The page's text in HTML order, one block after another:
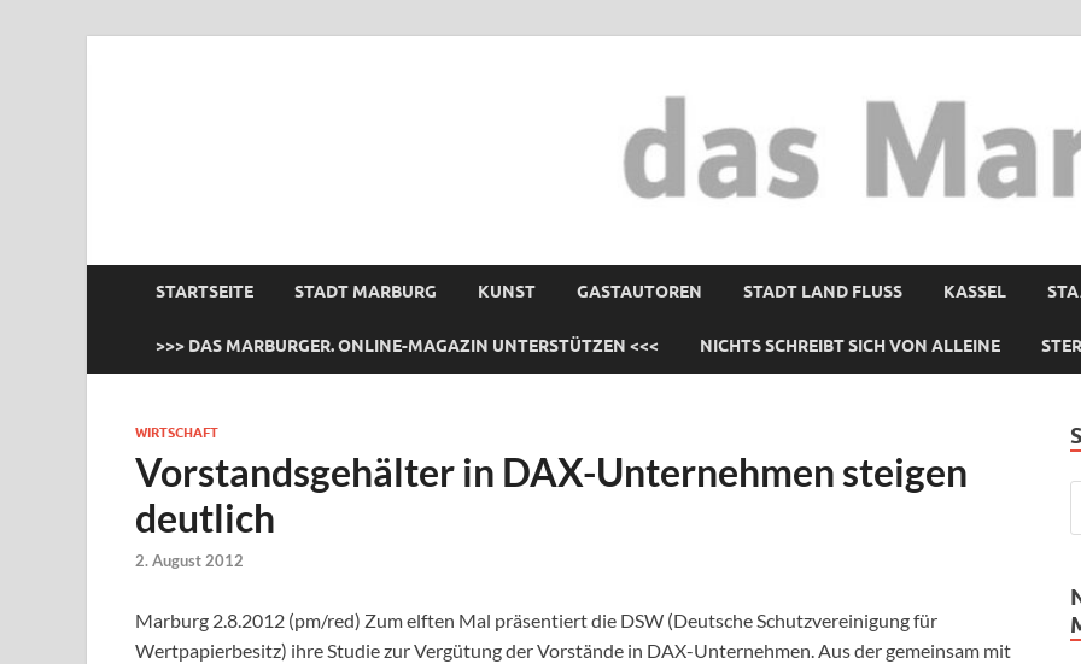
STARTSEITE STADT MARBURG KUNST GASTAUTOREN STADT LAND FLUSS KASSEL
>>> DAS MARBURGER. ONLINE-MAGAZIN UNTERSTÜTZEN <<< NICHTS SCHREIBT SICH VON ALLEINE
WIRTSCHAFT
Vorstandsgehälter in DAX-Unternehmen steigen
deutlich
2. August 2012
Marburg 2.8.2012 (pm/red) Zum elften Mal präsentiert die DSW (Deutsche Schutzvereinigung für
Wertpapierbesitz) ihre Studie zur Vergütung der Vorstände in DAX-Unternehmen. Aus der gemeinsam mit